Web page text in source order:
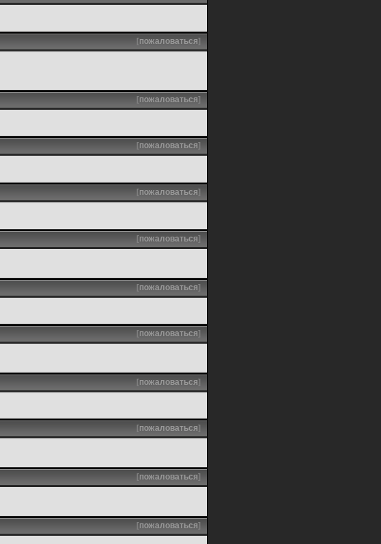
[пожаловаться]
[пожаловаться]
[пожаловаться]
[пожаловаться]
[пожаловаться]
[пожаловаться]
[пожаловаться]
[пожаловаться]
[пожаловаться]
[пожаловаться]
[пожаловаться]